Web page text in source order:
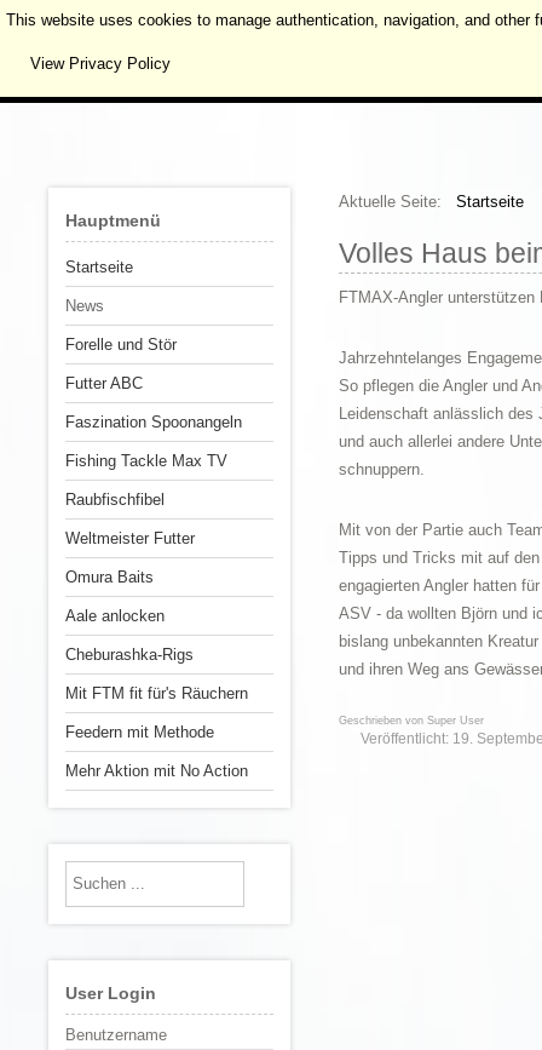
Hauptmenü
Startseite
News
Forelle und Stör
Futter ABC
Faszination Spoonangeln
Fishing Tackle Max TV
Raubfischfibel
Weltmeister Futter
Omura Baits
Aale anlocken
Cheburashka-Rigs
Mit FTM fit für's Räuchern
Feedern mit Methode
Mehr Aktion mit No Action
User Login
Benutzername
Aktuelle Seite: Startseite
Volles Haus
FTMAX-Angler
Jahrzehntelanges
So pflegen die Angler und
Leidenschaft anlässlich des
und auch allerlei andere
schnuppern.
Mit von der Partie auch
Tipps und Tricks mit auf
engagierten Angler hatten
ASV - da wollten Björn und
bislang unbekannten
und ihren Weg ans
Geschrieben von Super User
Veröffentlicht: 19.
This website uses cookies to manage authentication, navigation, and
View Privacy Policy